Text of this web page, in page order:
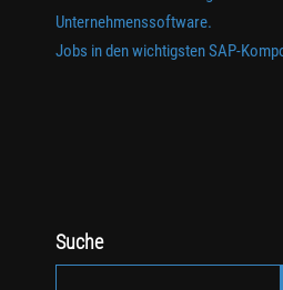
Unternehmenssoftware.
Jobs in den wichtigsten SAP-
Suche